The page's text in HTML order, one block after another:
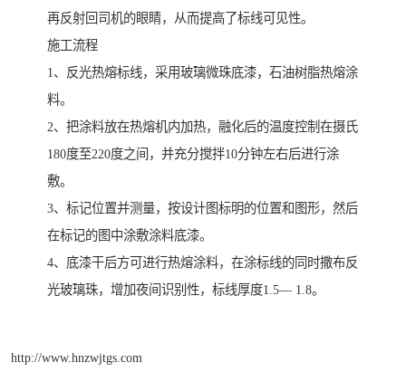
再反射回司机的眼睛，从而提高了标线可见性。
施工流程
1、反光热熔标线，采用玻璃微珠底漆，石油树脂热熔涂
料。
2、把涂料放在热熔机内加热，融化后的温度控制在摄氏
180度至220度之间，并充分搅拌10分钟左右后进行涂
敷。
3、标记位置并测量，按设计图标明的位置和图形，然后
在标记的图中涂敷涂料底漆。
4、底漆干后方可进行热熔涂料，在涂标线的同时撒布反
光玻璃珠，增加夜间识别性，标线厚度1.5— 1.8。
http://www.hnzwjtgs.com